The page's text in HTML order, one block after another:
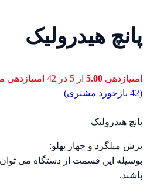
پانچ هیدرولیک
امتیازدهی 5.00 از 5 در 42
(
42 بازخورد مشتری)
پانچ هیدرولیک
برش میلگرد و چهار پهلو:
بوسیله این قسمت از دستگاه می
باشند.